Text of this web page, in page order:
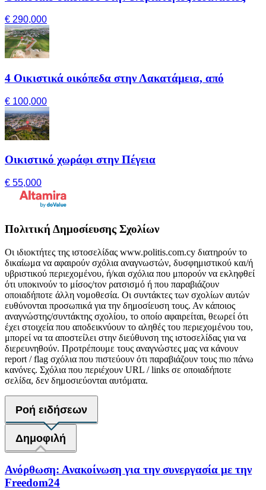
€ 290,000
4 Οικιστικά οικόπεδα στην Λακατάμεια, από
€ 100,000
Οικιστικό χωράφι στην Πέγεια
€ 55,000
Πολιτική Δημοσίευσης Σχολίων
Οι ιδιοκτήτες της ιστοσελίδας www.politis.com.cy διατηρούν το
δικαίωμα να αφαιρούν σχόλια αναγνωστών, δυσφημιστικού και/ή
υβριστικού περιεχομένου, ή/και σχόλια που μπορούν να εκληφθεί
ότι υποκινούν το μίσος/τον ρατσισμό ή που παραβιάζουν
οποιαδήποτε άλλη νομοθεσία. Οι συντάκτες των σχολίων αυτών
ευθύνονται προσωπικά για την δημοσίευση τους. Αν κάποιος
αναγνώστης/συντάκτης σχολίου, το οποίο αφαιρείται, θεωρεί ότι
έχει στοιχεία που αποδεικνύουν το αληθές του περιεχομένου του,
μπορεί να τα αποστείλει στην διεύθυνση της ιστοσελίδας για να
διερευνηθούν. Προτρέπουμε τους αναγνώστες μας να κάνουν
report / flag σχόλια που πιστεύουν ότι παραβιάζουν τους πιο πάνω
κανόνες. Σχόλια που περιέχουν URL / links σε οποιαδήποτε
σελίδα, δεν δημοσιεύονται αυτόματα.
Ροή ειδήσεων
Δημοφιλή
Ανόρθωση: Ανακοίνωση για την συνεργασία με την
Freedom24